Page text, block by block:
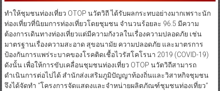
ทำให้ชุมชนท่องเที่ยว OTOP นวัตวิถี ได้รับผลกระทบอย่างมากเพราะนัก
ท่องเที่ยวที่นิยมการท่องเที่ยวโดยชุมชน จำนวนร้อยละ 96.5 มีความ
ต้องการเดินทางท่องเที่ยวแต่มีความกังวลในเรื่องความปลอดภัย เช่น
มาตรฐานเรื่องความสะอาด สุขอนามัย ความปลอดภัย และมาตรการ
ป้องกันการแพร่ระบาคของโรคติดเชื้อไวรัสโคโรนา 2019 (COVID-19)
ดังนั้น เพื่อให้การขับเคลื่อนชุมชนท่องเที่ยว OTOP นวัตวิถีสามารถ
ดำเนินการต่อไปได้ สำนักส่งเสริมภูมิปัญญาท้องถิ่นและวิสาหกิจชุมชน
จึงได้จัดทำ “โครงการจัดแสดงและจำหน่ายผลิตภัณฑ์ชุมชนท่องเที่ยว”